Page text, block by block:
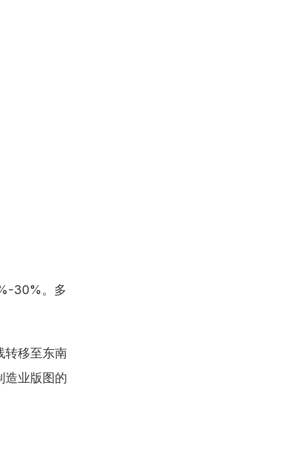
30%。多
转移至东南
造业版图的